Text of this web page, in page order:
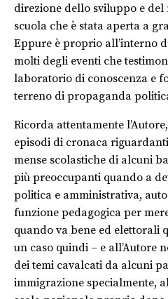
direzione dello sviluppo e
scuola che è stata aperta a
Eppure è proprio all’interno
molti degli eventi che
laboratorio di conoscenza e
terreno di propaganda
Ricorda attentamente
episodi di cronaca
mense scolastiche di alcuni
più preoccupanti quando a
politica e amministrativa,
funzione pedagogica per
quando va bene ed elettorali
un caso quindi – e all’Autore
dei temi cavalcati da alcuni
immigrazione specialmente,